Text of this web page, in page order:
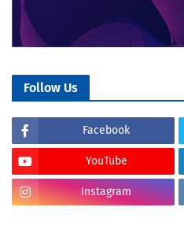
Follow Us
Facebook
YouTube
Instagram